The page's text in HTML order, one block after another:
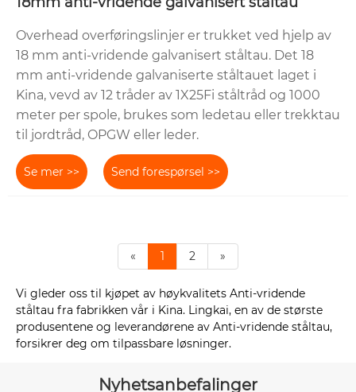
Overhead overføringslinjer er trukket ved hjelp av
18 mm anti-vridende galvanisert ståltau. Det 18
mm anti-vridende galvaniserte ståltauet laget i
Kina, vevd av 12 tråder av 1X25Fi ståltråd og 1000
meter per spole, brukes som ledetau eller trekktau
til jordtråd, OPGW eller leder.
Se mer >> Send forespørsel >>
« 1 2 »
Vi gleder oss til kjøpet av høykvalitets Anti-vridende
ståltau fra fabrikken vår i Kina. Lingkai, en av de største
produsentene og leverandørene av Anti-vridende ståltau,
forsikrer deg om tilpassbare løsninger.
Nyhetsanbefalinger